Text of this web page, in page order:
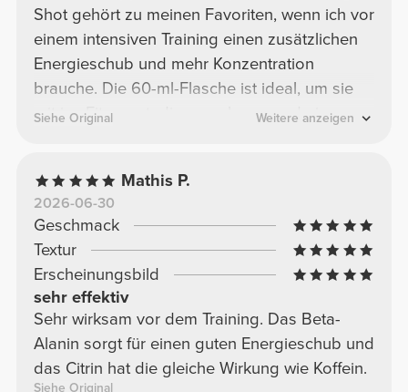
Shot gehört zu meinen Favoriten, wenn ich vor
einem intensiven Training einen zusätzlichen
Energieschub und mehr Konzentration
brauche. Die 60-ml-Flasche ist ideal, um sie
mit ins Fitnessstudio zu nehmen und ein paar
Kombination aus Koffein, Beta-Alanin,
Citrullinmalat und anderen Inhaltsstoffen
macht es zu einer sehr ausgewogenen Wahl.
Für mich bietet es ein hervorragendes Preis-
Leistungs-Verhältnis und ist daher immer in
meiner Bestellung enthalten.
Siehe Original Weitere anzeigen
Mathis P.
2026-06-30
Geschmack
Textur
Erscheinungsbild
sehr effektiv
Sehr wirksam vor dem Training. Das Beta-
Alanin sorgt für einen guten Energieschub und
das Citrin hat die gleiche Wirkung wie Koffein.
Siehe Original